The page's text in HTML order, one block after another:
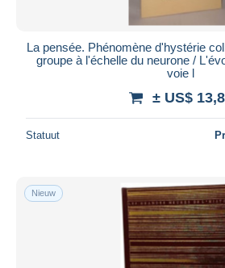
La pensée. Phénomène d'hystérie
groupe à l'échelle du neurone /
voie l
± US$
Statuut
Nieuw